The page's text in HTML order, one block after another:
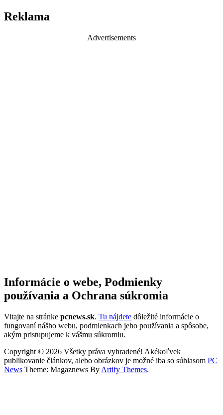
Reklama
Advertisements
Informácie o webe, Podmienky
používania a Ochrana súkromia
Vitajte na stránke pcnews.sk. Tu nájdete dôležité informácie o
fungovaní nášho webu, podmienkach jeho používania a spôsobe,
akým pristupujeme k vášmu súkromiu.
Copyright © 2026 Všetky práva vyhradené! Akékoľvek
publikovanie článkov, alebo obrázkov je možné iba so súhlasom PC
News Theme: Magaznews By Artify Themes.